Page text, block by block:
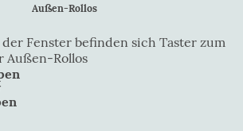
Außen-Rollos
Fenster befinden sich Taster zum
Außen-Rollos